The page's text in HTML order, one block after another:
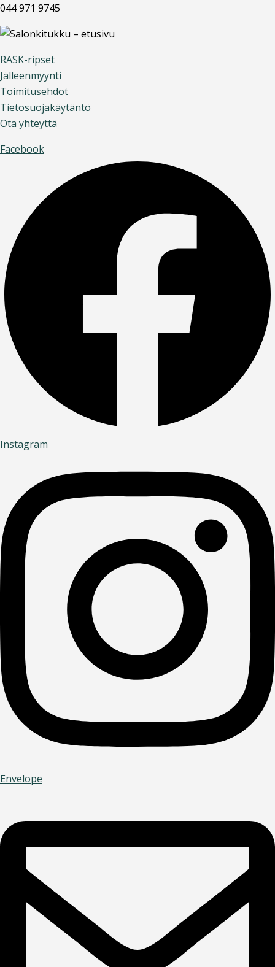
044 971 9745
RASK-ripset
Jälleenmyynti
Toimitusehdot
Tietosuojakäytäntö
Ota yhteyttä
Facebook
Instagram
Envelope